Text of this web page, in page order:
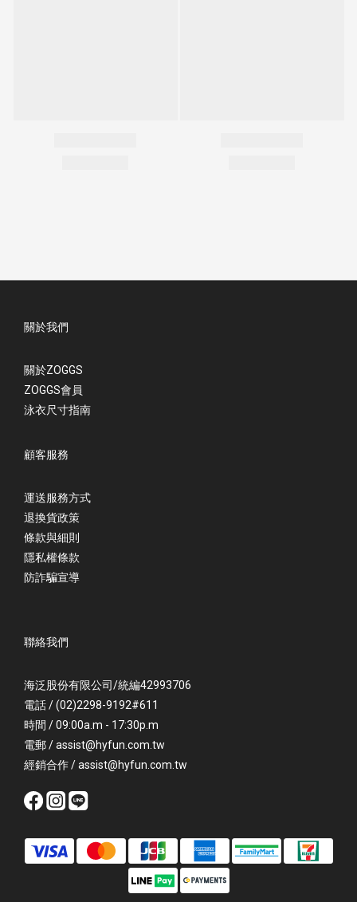
關於我們
關於ZOGGS
ZOGGS會員
泳衣尺寸指南
顧客服務
運送服務方式
退換貨政策
條款與細則
隱私權條款
防詐騙宣導
聯絡我們
海泛股份有限公司/統編42993706
電話 / (02)2298-9192#611
時間 / 09:00a.m - 17:30p.m
電郵 / assist@hyfun.com.tw
經銷合作 / assist@hyfun.com.tw